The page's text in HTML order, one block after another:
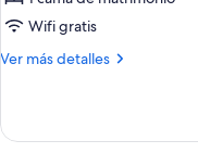
dobleWifi gratis
Ver más detalles
Más
doble